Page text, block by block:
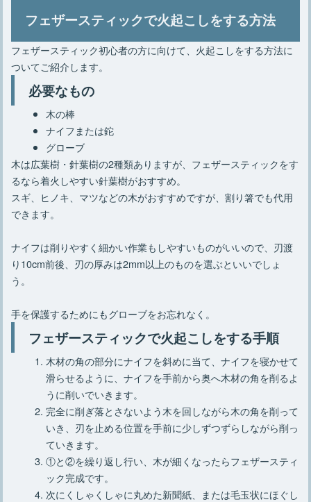
フェザースティックで火起こしをする方法
フェザースティック初心者の方に向けて、火起こしをする方法に
ついてご紹介します。
必要なもの
木の棒
ナイフまたは鉈
グローブ
木は広葉樹・針葉樹の2種類ありますが、フェザースティックをす
るなら着火しやすい針葉樹がおすすめ。
スギ、ヒノキ、マツなどの木がおすすめですが、割り箸でも代用
できます。
ナイフは削りやすく細かい作業もしやすいものがいいので、刃渡
り10cm前後、刃の厚みは2mm以上のものを選ぶといいでしょ
う。
手を保護するためにもグローブをお忘れなく。
フェザースティックで火起こしをする手順
木材の角の部分にナイフを斜めに当て、ナイフを寝かせて
滑らせるように、ナイフを手前から奥へ木材の角を削るよ
うに削いでいきます。
完全に削ぎ落とさないよう木を回しながら木の角を削って
いき、刃を止める位置を手前に少しずつずらしながら削っ
ていきます。
①と②を繰り返し行い、木が細くなったらフェザースティ
ック完成です。
次にくしゃくしゃに丸めた新聞紙、または毛玉状にほぐし